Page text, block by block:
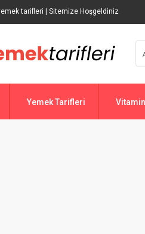
tarifleri | Sitemize Hoşgeldiniz
Yemek Tarifleri